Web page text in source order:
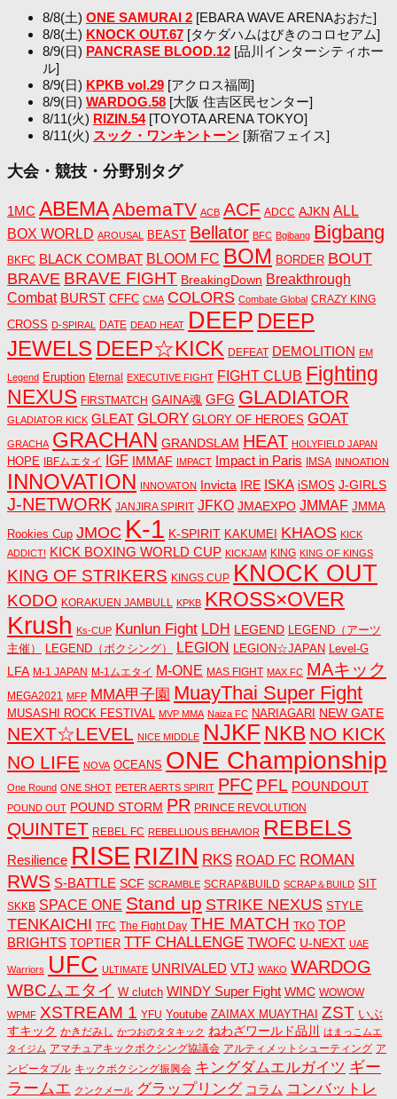
8/8(土) ONE SAMURAI 2 [EBARA WAVE ARENAおおた]
8/8(土) KNOCK OUT.67 [タケダハムはびきのコロセアム]
8/9(日) PANCRASE BLOOD.12 [品川インターシティホー
ル]
8/9(日) KPKB vol.29 [アクロス福岡]
8/9(日) WARDOG.58 [大阪 住吉区民センター]
8/11(火) RIZIN.54[TOYOTA ARENA TOKYO]
8/11(火) スック・ワンキントーン [新宿フェイス]
大会・競技・分野別タグ
1MC ABEMAAbemaTV ACB ACF ADCC AJKN ALL
BOX WORLD AROUSAL BEAST Bellator BFC Bgibang Bigbang
BKFC BLACK COMBAT BLOOM FC BOM BORDER BOUT
BRAVE BRAVE FIGHT BreakingDown Breakthrough
Combat BURST CFFC CMA COLORS Combate Global CRAZY KING
CROSS D-SPIRAL DATE DEAD HEAT DEEP DEEP
JEWELS DEEP☆KICK DEFEAT DEMOLITION EM
Legend Eruption Eternal EXECUTIVE FIGHT FIGHT CLUB Fighting
NEXUS FIRSTMATCH GAINA魂 GFG GLADIATOR
GLADIATOR KICK GLEAT GLORY GLORY OF HEROES GOAT
GRACHA GRACHAN GRANDSLAM HEAT HOLYFIELD JAPAN
HOPE IBFムエタイ IGF IMMAF IMPACT Impact in Paris IMSA INNOATION
INNOVATION INNOVATON Invicta IRE ISKA iSMOS J-GIRLS
J-NETWORK JANJIRA SPIRIT JFKO JMAEXPO JMMAF JMMA
Rookies Cup JMOC K-1 K-SPIRIT KAKUMEI KHAOS KICK
ADDICT! KICK BOXING WORLD CUP KICKJAM KING KING OF KINGS
KING OF STRIKERS KINGS CUP KNOCK OUT
KODO KORAKUEN JAMBULL KPKB KROSS×OVER
Krush Ks-CUP Kunlun Fight LDH LEGEND LEGEND（アーツ
主催）
LEGEND（ボクシング） LEGION LEGION☆JAPAN Level-G
LFA M-1 JAPAN M-1ムエタイ M-ONE MAS FIGHT MAX FC MAキック
MEGA2021 MFP MMA甲子園 MuayThai Super Fight
MUSASHI ROCK FESTIVAL MVP MMA Naiza FC NARIAGARI NEW GATE
NEXT☆LEVEL NICE MIDDLE NJKF NKB NO KICK
NO LIFE NOVA OCEANS ONE Championship
One Round ONE SHOT PETER AERTS SPIRIT PFC PFL POUNDOUT
POUND OUT POUND STORM PR PRINCE REVOLUTION
QUINTET REBEL FC REBELLIOUS BEHAVIOR REBELS
Resilience RISE RIZIN RKS ROAD FC ROMAN
RWS S-BATTLE SCF SCRAMBLE SCRAP&BUILD SCRAP＆BUILD SIT
SKKB SPACE ONE Stand up STRIKE NEXUS STYLE
TENKAICHI TFC The Fight Day THE MATCH TKO TOP
BRIGHTS TOPTIER TTF CHALLENGE TWOFC U-NEXT UAE
Warriors UFC ULTIMATE UNRIVALED VTJ WAKO WARDOG
WBCムエタイ W clutch WINDY Super Fight WMC WOWOW
WPMF XSTREAM 1 YFU Youtube ZAIMAX MUAYTHAI ZST いぶ
すキック かきだみし かつおのタタキック ねわざワールド品川
はまっこムエ
タイジム アマチュアキックボクシング協議会 アルティメットシューティング ア
ンビータブル キックボクシング振興会 キングダムエルガイツ ギー
ラームエ クンクメール グラップリング コラム コンバットレ